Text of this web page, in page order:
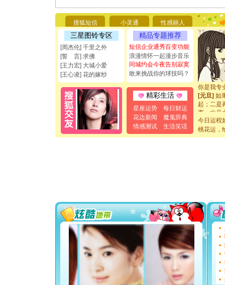
搜狐短信 小灵通 性感丽人
三星图铃专区
[周杰伦] 千里之外
[誓 言] 求佛
[王力宏] 大城小爱
[王心凌] 花的嫁纱
精品专题推荐
短信企业通秀百变功能
浪漫情怀一起漫步音乐
同城约会今夜告别寂寞
敢来挑战你的球技吗？
精彩生活
星座运势
每日财运
花边新闻
魔鬼辞典
情感测试
生活笑话
你太多，
要平安！
[圣诞节]
能正大光
都要快乐
[圣诞节]
如意,快
[元旦]看
断电。爱
你是我专
[元旦] 如
起；二是
离。水晶
[元旦]当
泣，这痛
你太多，
要平安
[圣诞节]
能正大
都要快乐
[圣诞节]
如意,快
[元旦]
看
断电。
你是我
今日运程
桃花运，